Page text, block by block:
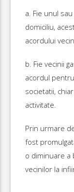
a. Fie unul
domiciliu,
acordului
b. Fie vecinii
acordul
societatii,
activitate.
Prin urmare
fost
o diminuare a
vecinilor la